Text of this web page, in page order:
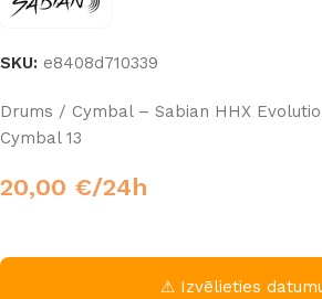
SKU: e8408d710339
Drums / Cymbal – Sabian HHX
Cymbal 13
20,00 €/24h
⚠ Izvēlieties